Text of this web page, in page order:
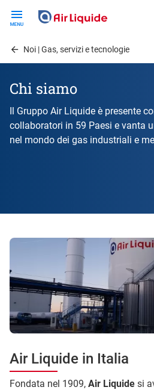
contentNoi | Gas, servizi e tecnologie
Chi siamo
Il Gruppo Air Liquide è presente
collaboratori in 59 Paesi e vanta
nel mondo dei gas industriali e
Air Liquide in Italia
Fondata nel 1909, Air Liquide si